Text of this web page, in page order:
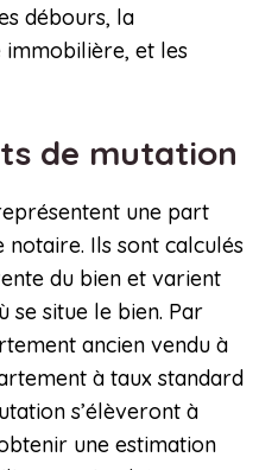
débours, la
et les
de mutation
une part
Ils sont calculés
du bien et varient
se situe le bien. Par
ancien vendu à
à taux standard
s’élèveront à
une estimation